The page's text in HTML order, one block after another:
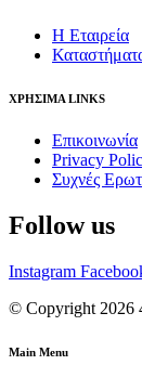
Η Εταιρεία
ΧΡΗΣΙΜΑ LINKS
Επικοινωνία
Privacy
Συχνές
Follow us
Instagram
© Copyright 2026
Main Menu